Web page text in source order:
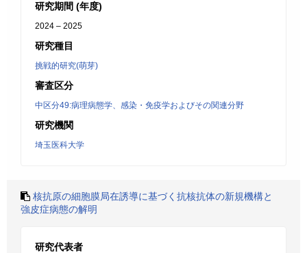
研究期間 (年度)
2024 – 2025
研究種目
挑戦的研究(萌芽)
審査区分
中区分49:病理病態学、感染・免疫学およびその関連分野
研究機関
埼玉医科大学
核抗原の細胞膜局在誘導に基づく抗核抗体の新規機構と
強皮症病態の解明
研究代表者